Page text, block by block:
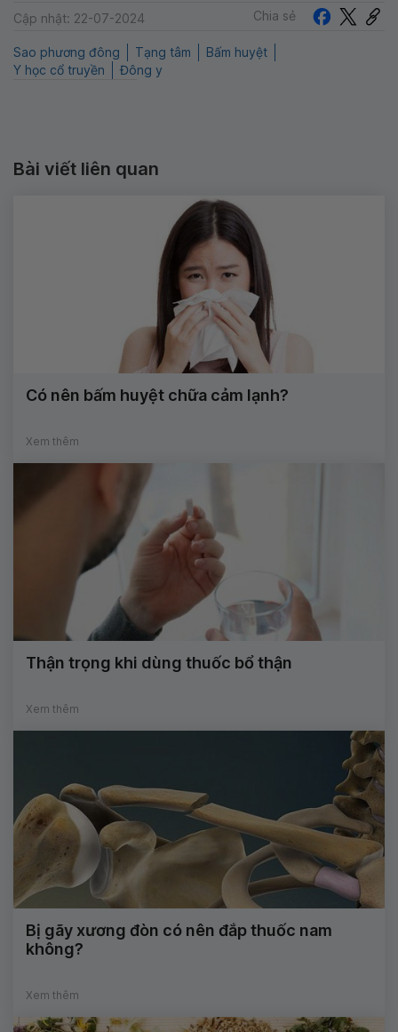
Cập nhật: 22-07-2024 Chia sẻ
Sao phương đông Tạng tâm
Bấm huyệt
Y học cổ truyền
Đông y
Bài viết liên quan
Có nên bấm huyệt chữa cảm lạnh?
Xem thêm
Thận trọng khi dùng thuốc bổ thận
Xem thêm
Bị gãy xương đòn có nên đắp thuốc nam
không?
Xem thêm